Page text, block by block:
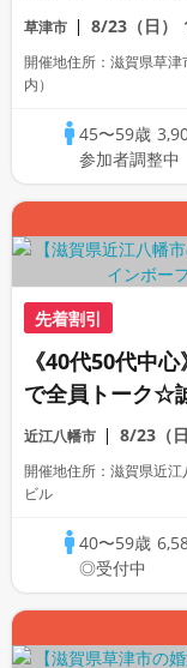
い～
草津市 8/23（日）
開催地住所：滋賀県草
内）
45〜59歳
参加者調整中
先着割引
《40代50代中
で全員トーク☆
ー
近江八幡市 8/23（日
開催地住所：滋賀県近
ビル
40〜59歳
◎受付中